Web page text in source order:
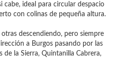
cabe, ideal para circular despacio
con colinas de pequeña altura.
descendiendo, pero siempre
a Burgos pasando por las
de la Sierra, Quintanilla Cabrera,